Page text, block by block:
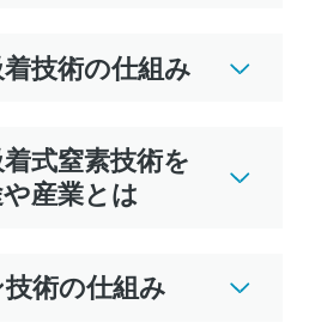
技術の仕組み
式窒素技術を
産業とは
術の仕組み